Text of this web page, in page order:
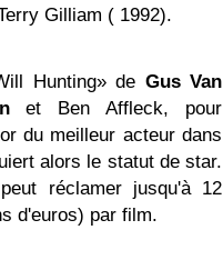
Gilliam ( 1992).
Hunting» de Gus Van
et Ben Affleck, pour
du meilleur acteur dans
alors le statut de star.
réclamer jusqu'à 12
d'euros) par film.